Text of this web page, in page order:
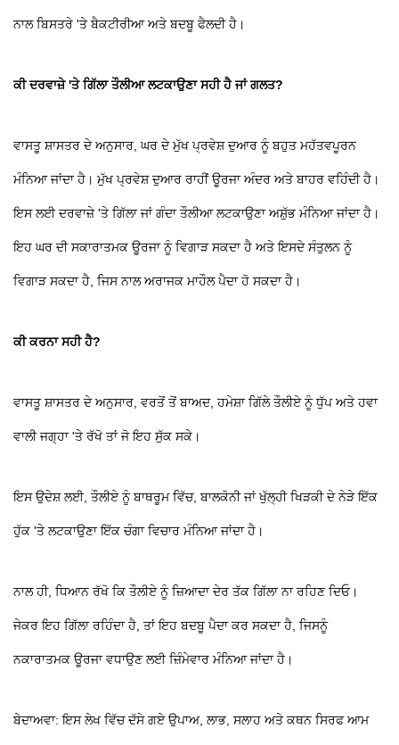
ਨਾਲ ਬਿਸਤਰੇ 'ਤੇ ਬੈਕਟੀਰੀਆ ਅਤੇ ਬਦਬੂ ਫੈਲਦੀ ਹੈ।
ਕੀ ਦਰਵਾਜ਼ੇ 'ਤੇ ਗਿੱਲਾ ਤੌਲੀਆ ਲਟਕਾਉਣਾ ਸਹੀ ਹੈ ਜਾਂ ਗਲਤ?
ਵਾਸਤੂ ਸ਼ਾਸਤਰ ਦੇ ਅਨੁਸਾਰ, ਘਰ ਦੇ ਮੁੱਖ ਪ੍ਰਵੇਸ਼ ਦੁਆਰ ਨੂੰ ਬਹੁਤ ਮਹੱਤਵਪੂਰਨ
ਮੰਨਿਆ ਜਾਂਦਾ ਹੈ। ਮੁੱਖ ਪ੍ਰਵੇਸ਼ ਦੁਆਰ ਰਾਹੀਂ ਊਰਜਾ ਅੰਦਰ ਅਤੇ ਬਾਹਰ ਵਹਿੰਦੀ ਹੈ।
ਇਸ ਲਈ ਦਰਵਾਜ਼ੇ 'ਤੇ ਗਿੱਲਾ ਜਾਂ ਗੰਦਾ ਤੌਲੀਆ ਲਟਕਾਉਣਾ ਅਸ਼ੁੱਭ ਮੰਨਿਆ ਜਾਂਦਾ ਹੈ।
ਇਹ ਘਰ ਦੀ ਸਕਾਰਾਤਮਕ ਊਰਜਾ ਨੂੰ ਵਿਗਾੜ ਸਕਦਾ ਹੈ ਅਤੇ ਇਸਦੇ ਸੰਤੁਲਨ ਨੂੰ
ਵਿਗਾੜ ਸਕਦਾ ਹੈ, ਜਿਸ ਨਾਲ ਅਰਾਜਕ ਮਾਹੌਲ ਪੈਦਾ ਹੋ ਸਕਦਾ ਹੈ।
ਕੀ ਕਰਨਾ ਸਹੀ ਹੈ?
ਵਾਸਤੂ ਸ਼ਾਸਤਰ ਦੇ ਅਨੁਸਾਰ, ਵਰਤੋਂ ਤੋਂ ਬਾਅਦ, ਹਮੇਸ਼ਾ ਗਿੱਲੇ ਤੌਲੀਏ ਨੂੰ ਧੁੱਪ ਅਤੇ ਹਵਾ
ਵਾਲੀ ਜਗ੍ਹਾ 'ਤੇ ਰੱਖੋ ਤਾਂ ਜੋ ਇਹ ਸੁੱਕ ਸਕੇ।
ਇਸ ਉਦੇਸ਼ ਲਈ, ਤੌਲੀਏ ਨੂੰ ਬਾਥਰੂਮ ਵਿੱਚ, ਬਾਲਕੋਨੀ ਜਾਂ ਖੁੱਲ੍ਹੀ ਖਿੜਕੀ ਦੇ ਨੇੜੇ ਇੱਕ
ਹੁੱਕ 'ਤੇ ਲਟਕਾਉਣਾ ਇੱਕ ਚੰਗਾ ਵਿਚਾਰ ਮੰਨਿਆ ਜਾਂਦਾ ਹੈ।
ਨਾਲ ਹੀ, ਧਿਆਨ ਰੱਖੋ ਕਿ ਤੌਲੀਏ ਨੂੰ ਜ਼ਿਆਦਾ ਦੇਰ ਤੱਕ ਗਿੱਲਾ ਨਾ ਰਹਿਣ ਦਿਓ।
ਜੇਕਰ ਇਹ ਗਿੱਲਾ ਰਹਿੰਦਾ ਹੈ, ਤਾਂ ਇਹ ਬਦਬੂ ਪੈਦਾ ਕਰ ਸਕਦਾ ਹੈ, ਜਿਸਨੂੰ
ਨਕਾਰਾਤਮਕ ਊਰਜਾ ਵਧਾਉਣ ਲਈ ਜ਼ਿੰਮੇਵਾਰ ਮੰਨਿਆ ਜਾਂਦਾ ਹੈ।
ਬੇਦਾਅਵਾ: ਇਸ ਲੇਖ ਵਿੱਚ ਦੱਸੇ ਗਏ ਉਪਾਅ, ਲਾਭ, ਸਲਾਹ ਅਤੇ ਕਥਨ ਸਿਰਫ ਆਮ